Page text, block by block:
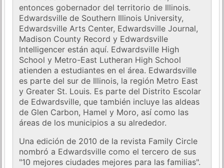
entonces gobernador del territorio de Illinois.
Edwardsville de Southern Illinois University,
Edwardsville Arts Center, Edwardsville Journal,
Madison County Record y Edwardsville
Intelligencer están aquí. Edwardsville High
School y Metro-East Lutheran High School
atienden a estudiantes en el área. Edwardsville
es parte del sur de Illinois, la región Metro East
y Greater St. Louis. Es parte del Distrito Escolar
de Edwardsville, que también incluye las aldeas
de Glen Carbon, Hamel y Moro, así como las
áreas de los municipios a su alrededor.
Una edición de 2010 de la revista Family Circle
nombró a Edwardsville como el tercero de sus
"10 mejores ciudades mejores para las familias".